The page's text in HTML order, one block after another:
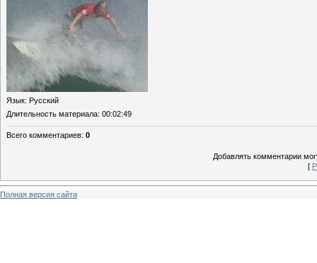
Язык: Русский
Длительность материала: 00:02:49
Всего комментариев: 0
Добавлять комментарии
[
Полная версия сайта